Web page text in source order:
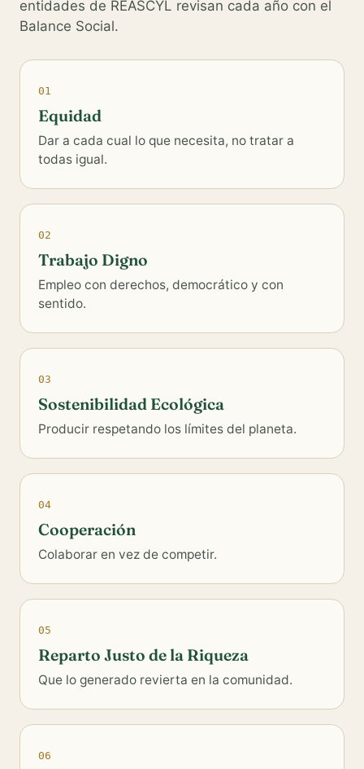
entidades de REASCYL revisan cada año con el
Balance Social.
01
Equidad
Dar a cada cual lo que necesita, no tratar a
todas igual.
02
Trabajo Digno
Empleo con derechos, democrático y con
sentido.
03
Sostenibilidad Ecológica
Producir respetando los límites del planeta.
04
Cooperación
Colaborar en vez de competir.
05
Reparto Justo de la Riqueza
Que lo generado revierta en la comunidad.
06